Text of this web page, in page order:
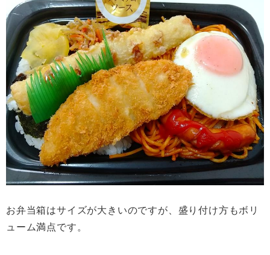
お弁当箱はサイズが大きいのですが、盛り付け方もボリ
ューム満点です。